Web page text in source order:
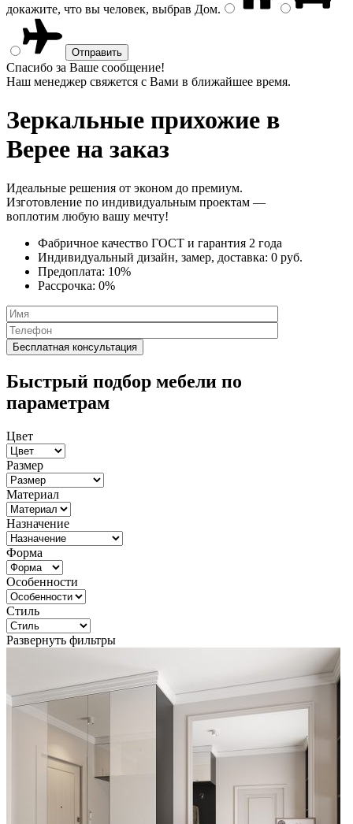
докажите, что вы человек, выбрав Дом.
Спасибо за Ваше сообщение!
Наш менеджер свяжется с Вами в ближайшее время.
Зеркальные прихожие в
Верее на заказ
Идеальные решения от эконом до премиум.
Изготовление по индивидуальным проектам —
воплотим любую вашу мечту!
Фабричное качество ГОСТ и гарантия 2 года
Индивидуальный дизайн, замер, доставка: 0 руб.
Предоплата: 10%
Рассрочка: 0%
Быстрый подбор мебели по
параметрам
Цвет
Размер
Материал
Назначение
Форма
Особенности
Стиль
Развернуть фильтры